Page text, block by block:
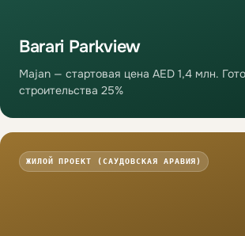
Barari Parkview
Majan — стартовая цена AED 1,4 млн.
строительства 25%
ЖИЛОЙ ПРОЕКТ (САУДОВСКАЯ АРАВИЯ)